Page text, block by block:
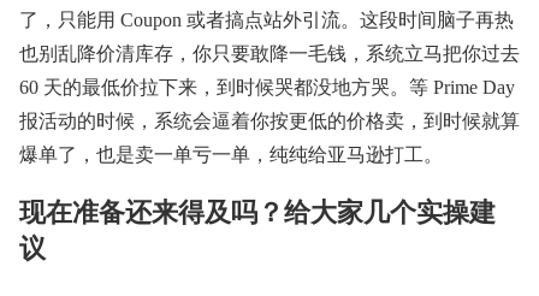
了，只能用 Coupon 或者搞点站外引流。这段时间脑子再热
也别乱降价清库存，你只要敢降一毛钱，系统立马把你过去
60 天的最低价拉下来，到时候哭都没地方哭。等 Prime Day
报活动的时候，系统会逼着你按更低的价格卖，到时候就算
爆单了，也是卖一单亏一单，纯纯给亚马逊打工。
现在准备还来得及吗？给大家几个实操建
议